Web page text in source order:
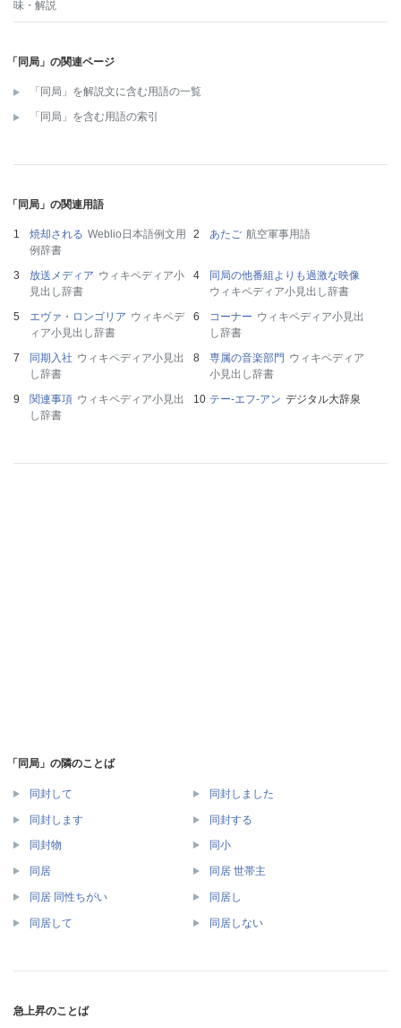
味・解説
「同局」の関連ページ
「同局」を解説文に含む用語の一覧
「同局」を含む用語の索引
「同局」の関連用語
焼却される Weblio日本語例文用
例辞書
あたご 航空軍事用語
放送メディア ウィキペディア小
見出し辞書
同局の他番組よりも過激な映像
ウィキペディア小見出し辞書
エヴァ・ロンゴリア ウィキペデ
ィア小見出し辞書
コーナー ウィキペディア小見出
し辞書
同期入社 ウィキペディア小見出
し辞書
専属の音楽部門 ウィキペディア
小見出し辞書
関連事項 ウィキペディア小見出
し辞書
テー‐エフ‐アン デジタル大辞泉
「同局」の隣のことば
同封して 同封しました
同封します 同封する
同封物 同小
同居 同居 世帯主
同居 同性ちがい 同居し
同居して 同居しない
急上昇のことば